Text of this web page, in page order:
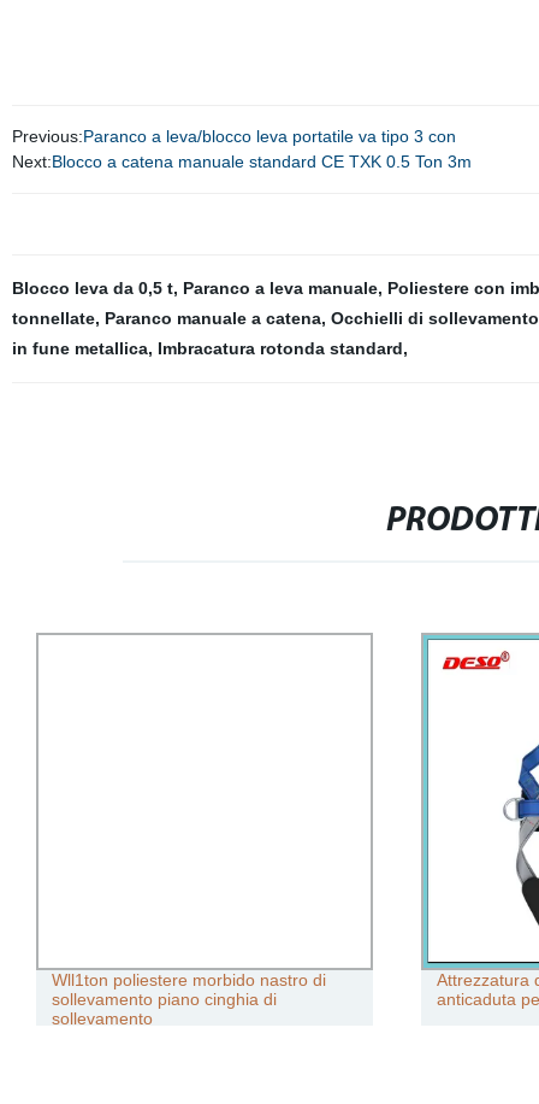
Previous:Paranco a leva/blocco leva portatile va tipo 3 con
Next:Blocco a catena manuale standard CE TXK 0.5 Ton 3m
Blocco leva da 0,5 t, Paranco a leva manuale, Poliestere con
tonnellate, Paranco manuale a catena, Occhielli di
in fune metallica, Imbracatura rotonda standard,
Wll1ton poliestere morbido nastro di
sollevamento piano cinghia di
sollevamento
Attrezzatura
anticaduta